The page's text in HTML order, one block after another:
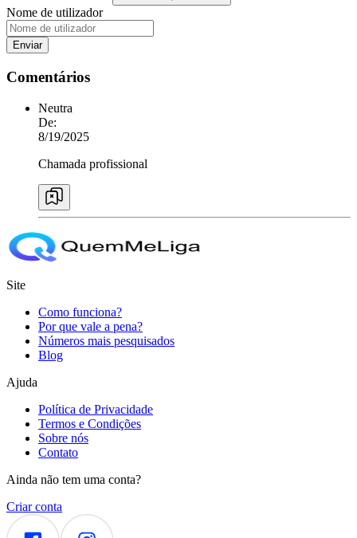
Nome de utilizador
Enviar
Comentários
Neutra
De:
8/19/2025
Chamada profissional
Site
Como funciona?
Por que vale a pena?
Números mais pesquisados
Blog
Ajuda
Política de Privacidade
Termos e Condições
Sobre nós
Contato
Ainda não tem uma conta?
Criar conta